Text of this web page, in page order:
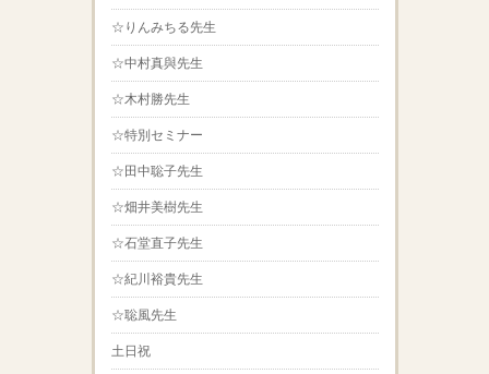
☆りんみちる先生
☆中村真與先生
☆木村勝先生
☆特別セミナー
☆田中聡子先生
☆畑井美樹先生
☆石堂直子先生
☆紀川裕貴先生
☆聡風先生
土日祝